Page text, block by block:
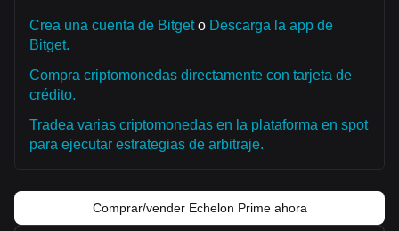
Crea una cuenta de Bitgeto Descarga la app de
Bitget.
Compra criptomonedas directamente con tarjeta de
crédito.
Tradea varias criptomonedas en la plataforma en spot
para ejecutar estrategias de arbitraje.
Comprar/vender Echelon Prime ahora